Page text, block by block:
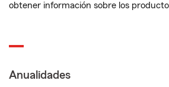
obtener información sobre los
Anualidades